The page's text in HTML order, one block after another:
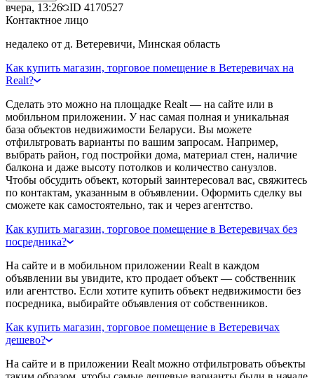
вчера, 13:26 ID 4170527
Контактное лицо
недалеко от д. Ветеревичи, Минская область
Как купить магазин, торговое помещение в Ветеревичах на
Realt?
Сделать это можно на площадке Realt — на сайте или в
мобильном приложении. У нас самая полная и уникальная
база объектов недвижимости Беларуси. Вы можете
отфильтровать варианты по вашим запросам. Например,
выбрать район, год постройки дома, материал стен, наличие
балкона и даже высоту потолков и количество санузлов.
Чтобы обсудить объект, который заинтересовал вас, свяжитесь
по контактам, указанным в объявлении. Оформить сделку вы
сможете как самостоятельно, так и через агентство.
Как купить магазин, торговое помещение в Ветеревичах без
посредника?
На сайте и в мобильном приложении Realt в каждом
объявлении вы увидите, кто продает объект — собственник
или агентство. Если хотите купить объект недвижимости без
посредника, выбирайте объявления от собственников.
Как купить магазин, торговое помещение в Ветеревичах
дешево?
На сайте и в приложении Realt можно отфильтровать объекты